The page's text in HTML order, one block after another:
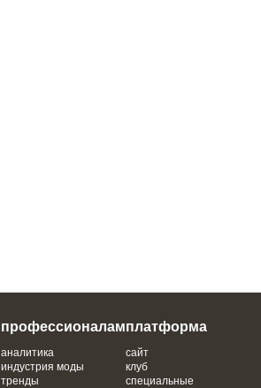
профессионалам
аналитика
индустрия моды
тренды
платформа
сайт
клуб
специальные